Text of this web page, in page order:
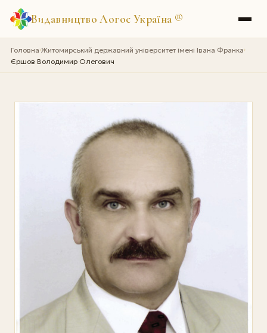
Видавництво Логос Україна ®
Головна›Житомирський державний університет імені Івана Франка›
Єршов Володимир Олегович